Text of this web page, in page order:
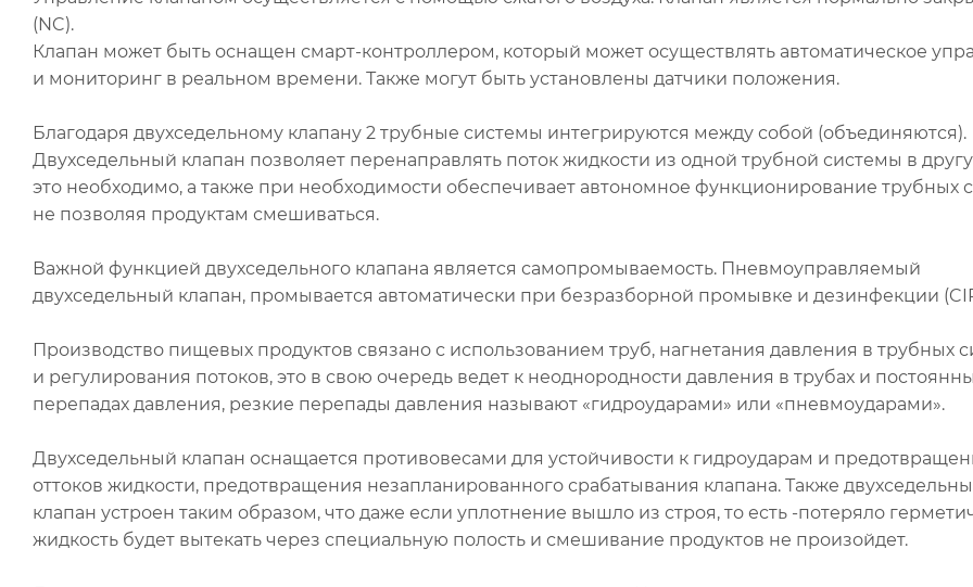
(NC).
Клапан может быть оснащен смарт-контроллером, который может осуществлять автоматическое
и мониторинг в реальном времени. Также могут быть установлены датчики положения.
Благодаря двухседельному клапану 2 трубные системы интегрируются между собой (объединяются).
Двухседельный клапан позволяет перенаправлять поток жидкости из одной трубной системы в
это необходимо, а также при необходимости обеспечивает автономное функционирование трубных
не позволяя продуктам смешиваться.
Важной функцией двухседельного клапана является самопромываемость. Пневмоуправляемый
двухседельный клапан, промывается автоматически при безразборной промывке и дезинфекции
Производство пищевых продуктов связано с использованием труб, нагнетания давления в трубных
и регулирования потоков, это в свою очередь ведет к неоднородности давления в трубах и
перепадах давления, резкие перепады давления называют «гидроударами» или «пневмоударами».
Двухседельный клапан оснащается противовесами для устойчивости к гидроударам и
оттоков жидкости, предотвращения незапланированного срабатывания клапана. Также
клапан устроен таким образом, что даже если уплотнение вышло из строя, то есть -потеряло
жидкость будет вытекать через специальную полость и смешивание продуктов не произойдет.